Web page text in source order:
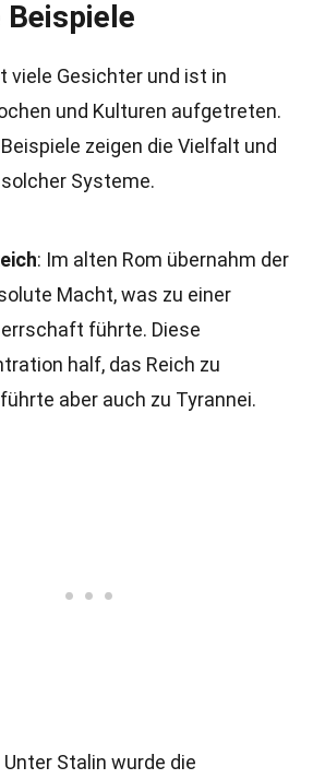
viele Gesichter und ist in
und Kulturen aufgetreten.
zeigen die Vielfalt und
Systeme.
: Im alten Rom übernahm der
Macht, was zu einer
führte. Diese
half, das Reich zu
aber auch zu Tyrannei.
Unter Stalin wurde die